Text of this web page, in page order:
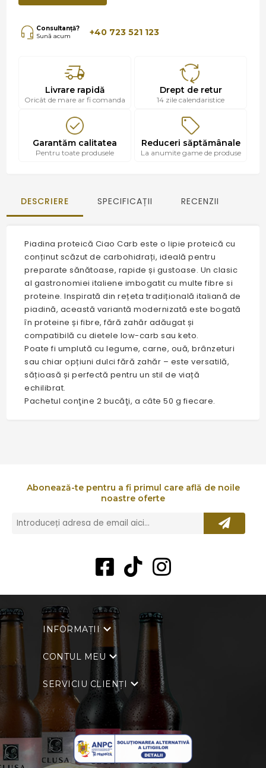
Consultanță?
Sună acum
+40 723 521 123
Livrare rapidă
Oricât de mare ar fi comanda
Drept de retur
14 zile calendaristice
Garantăm calitatea
Pentru toate produsele
Reduceri săptămânale
La anumite game de produse
DESCRIERE SPECIFICAȚII RECENZII
Piadina proteică Ciao Carb este o lipie proteică cu
conținut scăzut de carbohidrați, ideală pentru
preparate sănătoase, rapide și gustoase. Un clasic
al gastronomiei italiene imbogatit cu multe fibre si
proteine. Inspirată din rețeta tradițională italiană de
piadină, această variantă modernizată este bogată
în proteine și fibre, fără zahăr adăugat și
compatibilă cu dietele low-carb sau keto.
Poate fi umplută cu legume, carne, ouă, brânzeturi
sau chiar opțiuni dulci fără zahăr – este versatilă,
sățioasă și perfectă pentru un stil de viață
echilibrat.
Pachetul conţine 2 bucăţi, a câte 50 g fiecare.
Abonează-te pentru a fi primul care află de noile
noastre oferte
INFORMAȚII
CONTUL MEU
SERVICIU CLIENȚI